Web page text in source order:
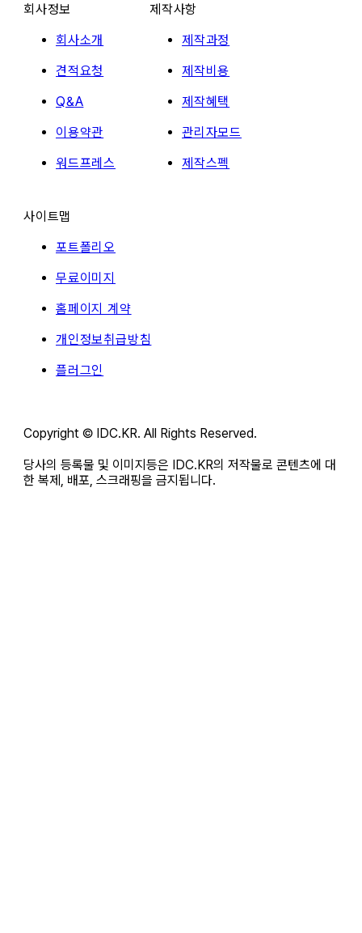
회사정보
회사소개
견적요청
Q&A
이용약관
워드프레스
제작사항
제작과정
제작비용
제작혜택
관리자모드
제작스펙
사이트맵
포트폴리오
무료이미지
홈페이지 계약
개인정보취급방침
플러그인
Copyright © IDC.KR. All Rights Reserved.
당사의 등록물 및 이미지등은 IDC.KR의 저작물로 콘텐츠에 대
한 복제, 배포, 스크래핑을 금지됩니다.